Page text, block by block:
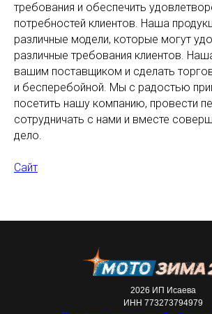
требования и обеспечить
потребностей клиентов. Наша
различные модели, которые могут
различные требования клиентов.
вашим поставщиком и сделать
и бесперебойной. Мы с радостью
посетить нашу компанию, провести
сотрудничать с нами и вместе
дело.
Сайт
2026 ИП Исаева
ИНН 773273794979